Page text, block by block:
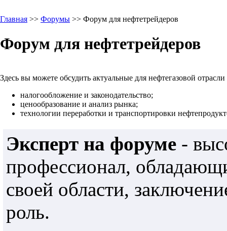
Главная >> Форумы >> Форум для нефтетрейдеров
Форум для нефтетрейдеров
Здесь вы можете обсудить актуальные для нефтегазовой
налогообложение и законодательство;
ценообразование и анализ рынка;
технологии переработки и транспортировки
Эксперт на форуме -
профессионал,
своей области,
роль.